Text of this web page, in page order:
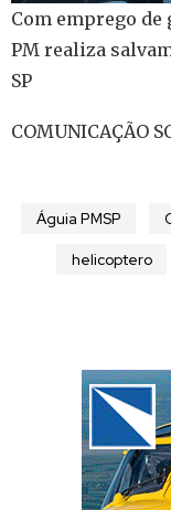
Com emprego
PM realiza
SP
COMUNICAÇÃO
Águia PMSP
helicoptero